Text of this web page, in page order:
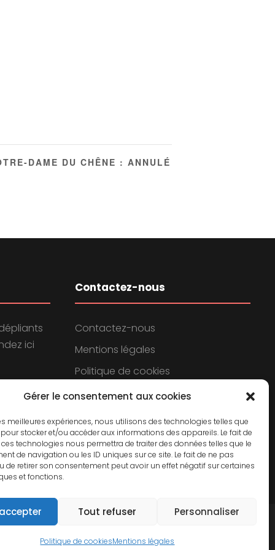
Gérer le consentement aux cookies
meilleures expériences, nous utilisons des technologies telles que
stocker et/ou accéder aux informations des appareils. Le fait de
technologies nous permettra de traiter des données telles que le
de navigation ou les ID uniques sur ce site. Le fait de ne pas
de retirer son consentement peut avoir un effet négatif sur certaines
et fonctions.
Tout refuser Personnaliser
Politique de cookiesMentions légales
DAME DU CHÊNE : ANNULÉ
ici
Contactez-nous
Contactez-nous
Mentions légales
Politique de cookies
Politique de confidentialité